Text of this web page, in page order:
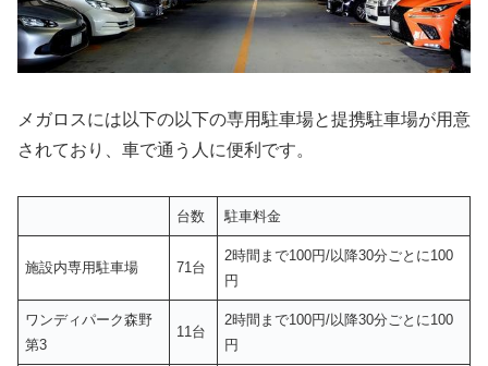
メガロスには以下の以下の専用駐車場と提携駐車場が用意
されており、車で通う人に便利です。
台数 駐車料金
施設内専用駐車場 71台
2時間まで100円/以降30分ごとに100
円
ワンディパーク森野
第3
11台
2時間まで100円/以降30分ごとに100
円